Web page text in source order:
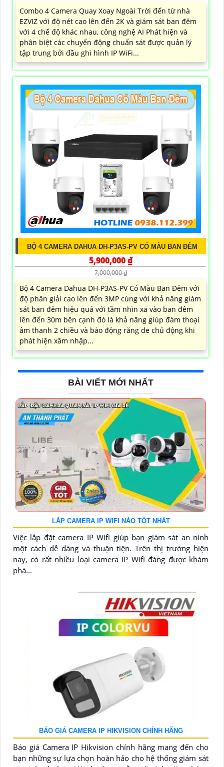
Combo 4 Camera Quay Xoay Ngoài Trời đến từ nhà
EZVIZ với độ nét cao lên đến 2K và giám sát ban đêm
với 4 chế độ khác nhau, công nghệ AI Phát hiện và
phân biệt các chuyển động chuẩn sát được quản lý
tập trung bởi đầu ghi hình IP WiFi...
BỘ 4 CAMERA DAHUA DH-P3AS-PV CÓ MÀU BAN ĐÊM
5,900,000 ₫
7,000,000 ₫
Bộ 4 Camera Dahua DH-P3AS-PV Có Màu Ban Đêm với
độ phân giải cao lên đến 3MP cùng với khả năng giám
sát ban đêm hiệu quả với tầm nhìn xa vào ban đêm
lên đến 30m bên cạnh đó là khả năng giúp đàm thoại
âm thanh 2 chiều và báo động răng de chủ động khi
phát hiện xâm nhập...
BÀI VIẾT MỚI NHẤT
LẮP CAMERA IP WIFI NÀO TỐT NHẤT
Việc lắp đặt camera IP Wifi giúp bạn giám sát an ninh
một cách dễ dàng và thuận tiện. Trên thị trường hiện
nay, có rất nhiều loại camera IP Wifi đáng được khám
phá...
BÁO GIÁ CAMERA IP HIKVISION CHÍNH HÃNG
Báo giá Camera IP Hikvision chính hãng mang đến cho
bạn những sự lựa chọn hoàn hảo cho hệ thống giám sát